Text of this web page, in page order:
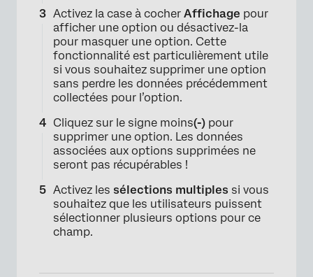
×
Activez la case à cocher Affichage pour
afficher une option ou désactivez-la
pour masquer une option. Cette
fonctionnalité est particulièrement utile
si vous souhaitez supprimer une option
sans perdre les données précédemment
collectées pour l’option.
Cliquez sur le signe moins(-) pour
supprimer une option. Les données
associées aux options supprimées ne
seront pas récupérables !
Activez les sélections multiples si vous
souhaitez que les utilisateurs puissent
sélectionner plusieurs options pour ce
champ.